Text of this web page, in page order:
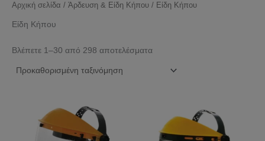
Αρχική σελίδα / Άρδευση & Είδη Κήπου / Είδη Κήπου
Είδη Κήπου
Βλέπετε 1–30 από 298 αποτελέσματα